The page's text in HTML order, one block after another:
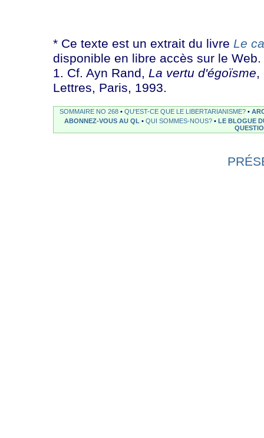
* Ce texte est un extrait du livre Le
disponible en libre accès sur le Web.
1. Cf. Ayn Rand, La vertu d'égoïsme,
Lettres, Paris, 1993.
SOMMAIRE NO 268 • QU'EST-CE QUE LE LIBERTARIANISME? •
ABONNEZ-VOUS AU QL • QUI SOMMES-NOUS? • LE BLOGUE